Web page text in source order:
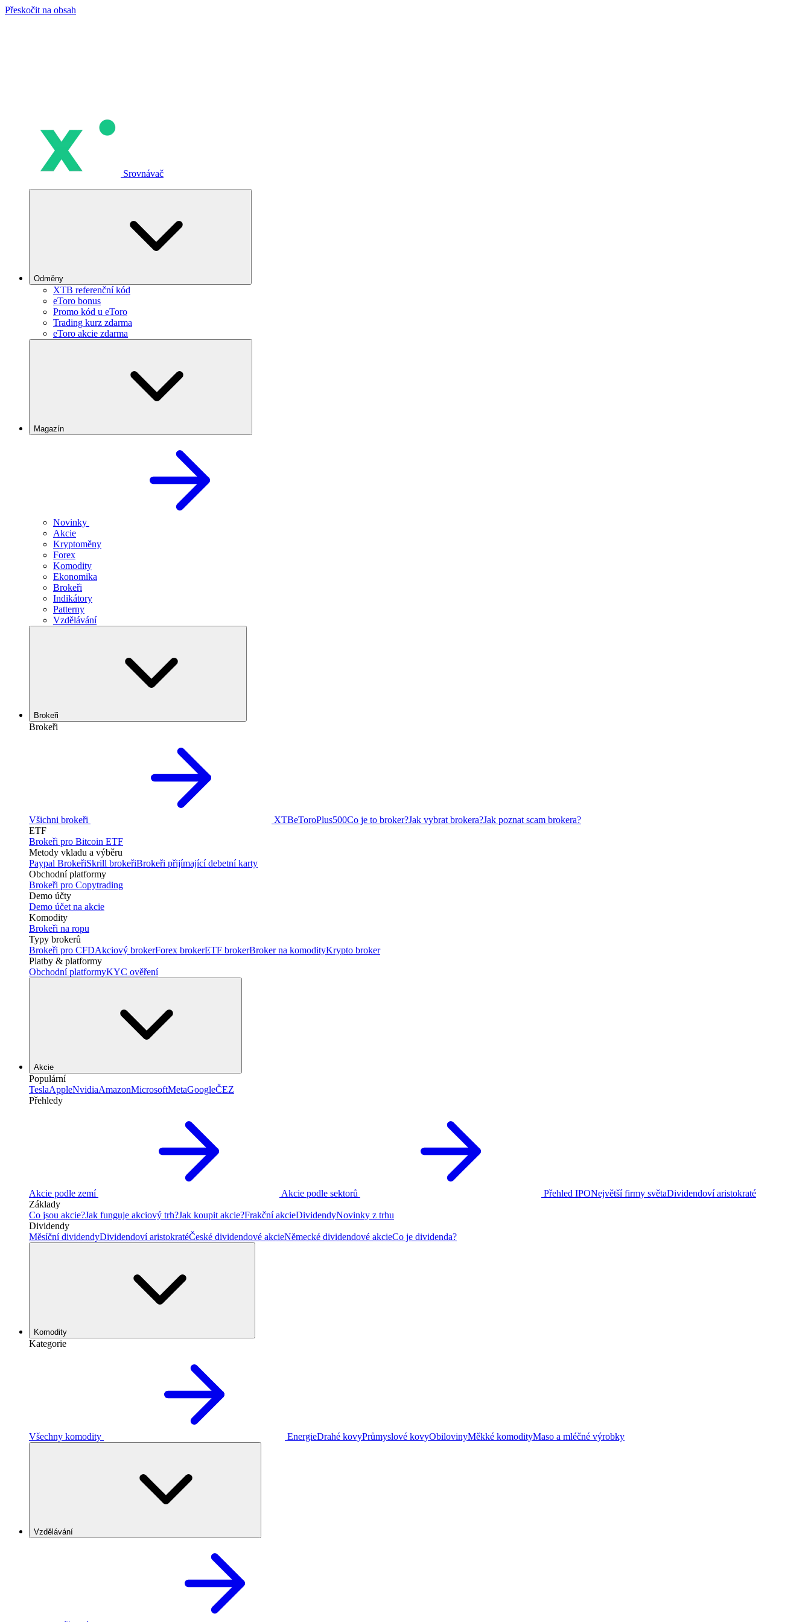
Přeskočit na obsah
Srovnávač
Odměny
XTB referenční kód
eToro bonus
Promo kód u eToro
Trading kurz zdarma
eToro akcie zdarma
Magazín
Novinky
Akcie
Kryptoměny
Forex
Komodity
Ekonomika
Brokeři
Indikátory
Patterny
Vzdělávání
Brokeři
Brokeři
Všichni brokeři XTBeToroPlus500Co je to broker?Jak vybrat brokera?Jak poznat scam brokera?
ETF
Brokeři pro Bitcoin ETF
Metody vkladu a výběru
Paypal BrokeřiSkrill brokeřiBrokeři přijímající debetní karty
Obchodní platformy
Brokeři pro Copytrading
Demo účty
Demo účet na akcie
Komodity
Brokeři na ropu
Typy brokerů
Brokeři pro CFDAkciový brokerForex brokerETF brokerBroker na komodityKrypto broker
Platby & platformy
Obchodní platformyKYC ověření
Akcie
Populární
TeslaAppleNvidiaAmazonMicrosoftMetaGoogleČEZ
Přehledy
Akcie podle zemí Akcie podle sektorů Přehled IPONejvětší firmy světaDividendoví aristokraté
Základy
Co jsou akcie?Jak funguje akciový trh?Jak koupit akcie?Frakční akcieDividendyNovinky z trhu
Dividendy
Měsíční dividendyDividendoví aristokratéČeské dividendové akcieNěmecké dividendové akcieCo je dividenda?
Komodity
Kategorie
Všechny komodity EnergieDrahé kovyPrůmyslové kovyObilovinyMěkké komodityMaso a mléčné výrobky
Vzdělávání